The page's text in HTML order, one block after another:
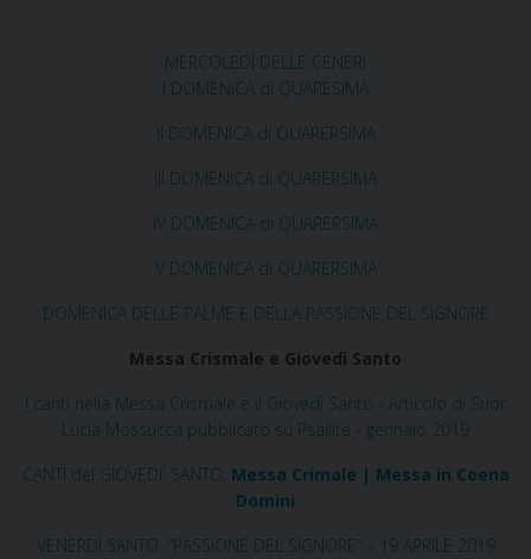
MERCOLEDÌ DELLE CENERI
I DOMENICA di QUARESIMA
II DOMENICA di QUARERSIMA
III DOMENICA di QUARERSIMA
IV DOMENICA di QUARERSIMA
V DOMENICA di QUARERSIMA
DOMENICA DELLE PALME E DELLA PASSIONE DEL SIGNORE
Messa Crismale e Giovedì Santo
I canti nella Messa Crismale e il Giovedì Santo - Articolo di Suor
Lucia Mossucca pubblicato su Psallite - gennaio 2019
CANTI del GIOVEDi' SANTO: Messa Crimale | Messa in Coena
Domini
VENERDÌ SANTO ”PASSIONE DEL SIGNORE” – 19 APRILE 2019